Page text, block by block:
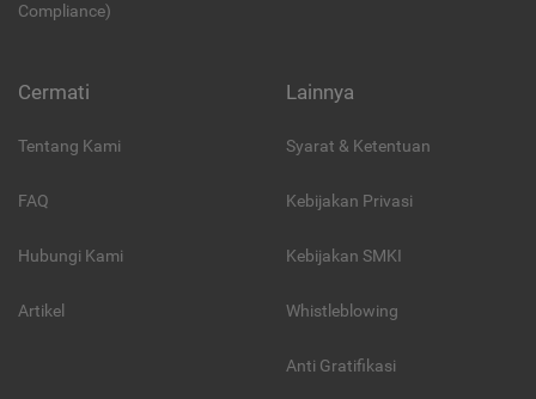
Compliance)
Cermati
Tentang Kami
FAQ
Hubungi Kami
Artikel
Lainnya
Syarat & Ketentuan
Kebijakan Privasi
Kebijakan SMKI
Whistleblowing
Anti Gratifikasi